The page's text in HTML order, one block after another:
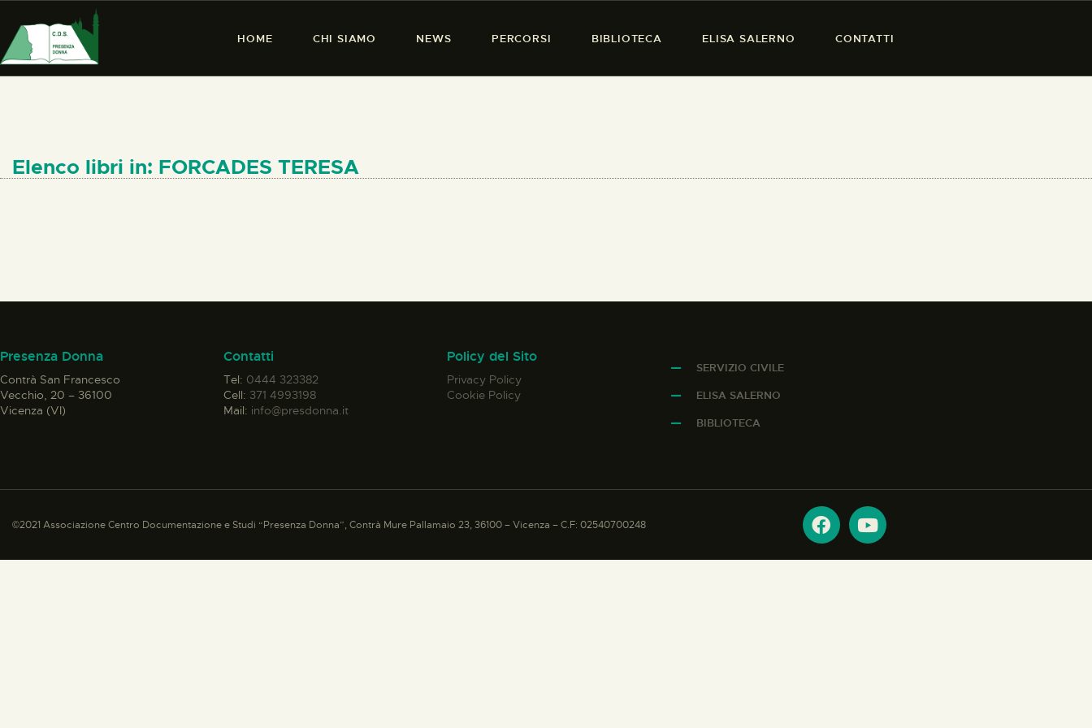
HOME CHI SIAMO NEWS PERCORSI BIBLIOTECA ELISA SALERNO CONTATTI
PRESENZA DONNA
Elenco libri in: FORCADES TERESA
Presenza Donna
Contrà San Francesco
Vecchio, 20 – 36100
Vicenza (VI)
Contatti
Tel: 0444 323382
Cell: 371 4993198
Mail: info@presdonna.it
Policy del Sito
Privacy Policy
Cookie Policy
SERVIZIO CIVILE
ELISA SALERNO
BIBLIOTECA
©2021 Associazione Centro Documentazione e Studi “Presenza Donna”, Contrà Mure Pallamaio 23, 36100 – Vicenza – C.F: 02540700248